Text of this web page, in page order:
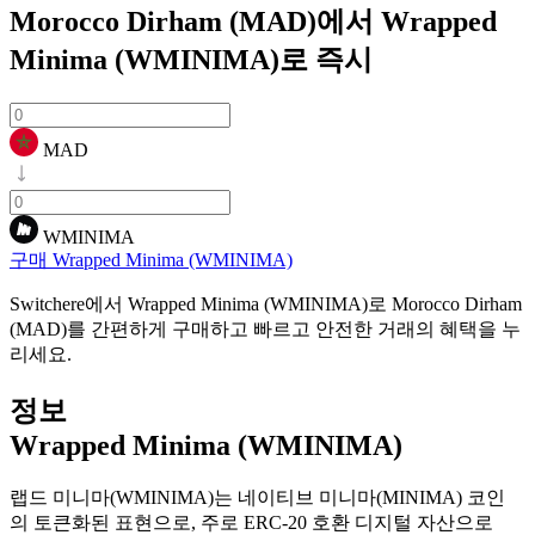
Morocco Dirham (MAD)에서 Wrapped
Minima (WMINIMA)로 즉시
MAD
WMINIMA
구매 Wrapped Minima (WMINIMA)
Switchere에서 Wrapped Minima (WMINIMA)로 Morocco Dirham
(MAD)를 간편하게 구매하고 빠르고 안전한 거래의 혜택을 누
리세요.
정보
Wrapped Minima (WMINIMA)
랩드 미니마(WMINIMA)는 네이티브 미니마(MINIMA) 코인
의 토큰화된 표현으로, 주로 ERC-20 호환 디지털 자산으로